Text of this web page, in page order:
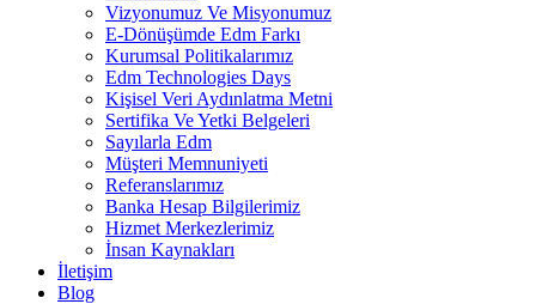
Vizyonumuz Ve Misyonumuz
E-Dönüşümde Edm Farkı
Kurumsal Politikalarımız
Edm Technologies Days
Kişisel Veri Aydınlatma Metni
Sertifika Ve Yetki Belgeleri
Sayılarla Edm
Müşteri Memnuniyeti
Referanslarımız
Banka Hesap Bilgilerimiz
Hizmet Merkezlerimiz
İnsan Kaynakları
İletişim
Blog